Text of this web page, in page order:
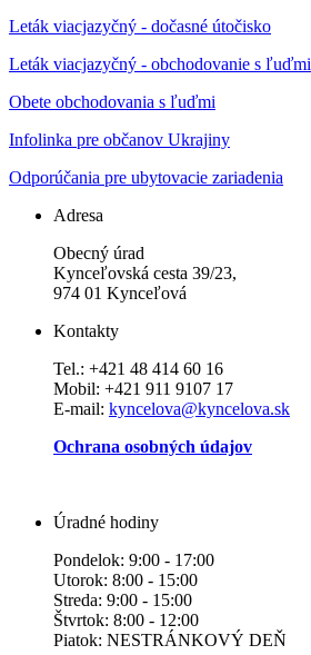
Leták viacjazyčný - dočasné útočisko
Leták viacjazyčný - obchodovanie s ľuďmi
Obete obchodovania s ľuďmi
Infolinka pre občanov Ukrajiny
Odporúčania pre ubytovacie zariadenia
Adresa
Obecný úrad
Kynceľovská cesta 39/23,
974 01 Kynceľová
Kontakty
Tel.: +421 48 414 60 16
Mobil: +421 911 9107 17
E-mail: kyncelova@kyncelova.sk
Ochrana osobných údajov
Úradné hodiny
Pondelok: 9:00 - 17:00
Utorok: 8:00 - 15:00
Streda: 9:00 - 15:00
Štvrtok: 8:00 - 12:00
Piatok: NESTRÁNKOVÝ DEŇ